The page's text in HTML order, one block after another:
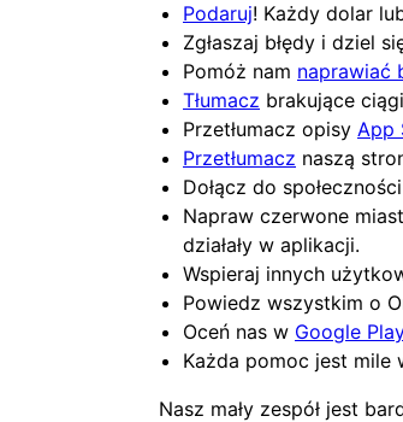
Podaruj! Każdy dolar
Zgłaszaj błędy i dziel
Pomóż nam naprawiać
Tłumacz brakujące
Przetłumacz opisy App
Przetłumacz naszą
Dołącz do społeczności
Napraw czerwone
działały w aplikacji.
Wspieraj innych
Powiedz wszystkim o
Oceń nas w Google Play
Każda pomoc jest mile
Nasz mały zespół jest